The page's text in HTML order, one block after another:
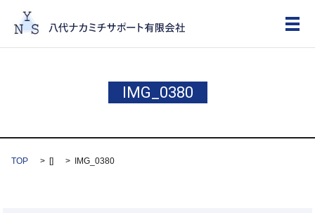
メ
IMG_0380
TOP [] IMG_0380